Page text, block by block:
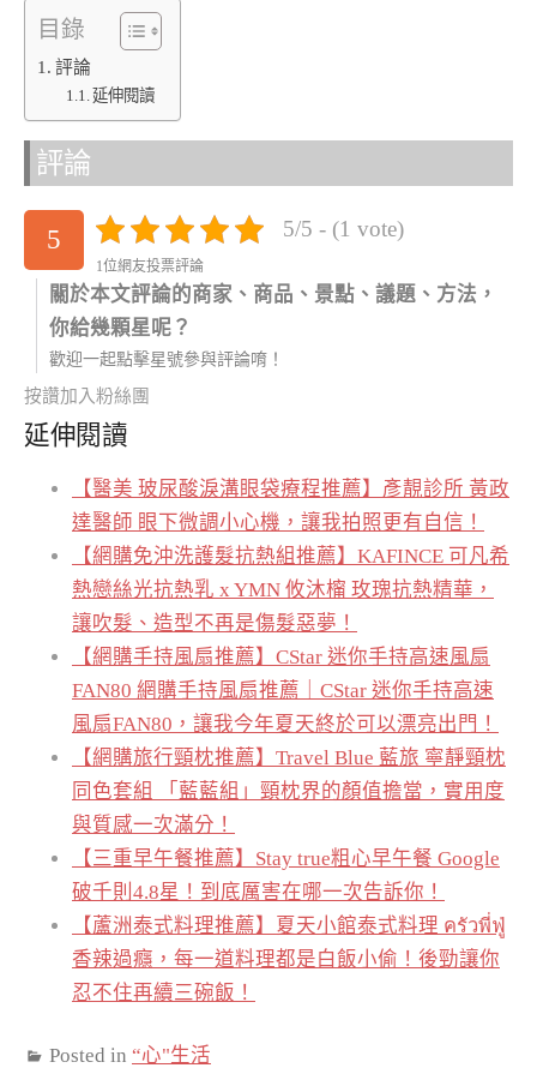
目錄
評論
延伸閱讀
評論
5 5/5 - (1 vote)
1位網友投票評論
關於本文評論的商家、商品、景點、議題、方法，
你給幾顆星呢？
歡迎一起點擊星號參與評論唷！
按讚加入粉絲團
延伸閱讀
【醫美 玻尿酸淚溝眼袋療程推薦】彥靚診所 黃政
達醫師 眼下微調小心機，讓我拍照更有自信！
【網購免沖洗護髮抗熱組推薦】KAFINCE 可凡希
熱戀絲光抗熱乳 x YMN 攸沐橣 玫瑰抗熱精華，
讓吹髮、造型不再是傷髮惡夢！
【網購手持風扇推薦】CStar 迷你手持高速風扇
FAN80 網購手持風扇推薦｜CStar 迷你手持高速
風扇FAN80，讓我今年夏天終於可以漂亮出門！
【網購旅行頸枕推薦】Travel Blue 藍旅 寧靜頸枕
同色套組 「藍藍組」頸枕界的顏值擔當，實用度
與質感一次滿分！
【三重早午餐推薦】Stay true粗心早午餐 Google
破千則4.8星！到底厲害在哪一次告訴你！
【蘆洲泰式料理推薦】夏天小館泰式料理 ครัวพี่ฟู่
香辣過癮，每一道料理都是白飯小偷！後勁讓你
忍不住再續三碗飯！
Posted in “心"生活